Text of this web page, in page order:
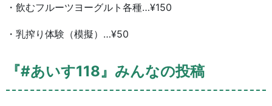
・飲むフルーツヨーグルト各種…¥150
・乳搾り体験（模擬）…¥50
『#あいす118』みんなの投稿